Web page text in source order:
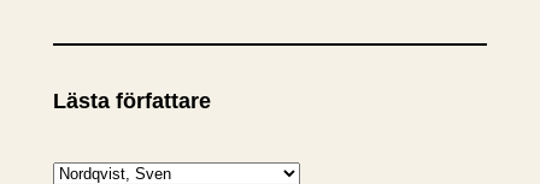
Lästa författare
K